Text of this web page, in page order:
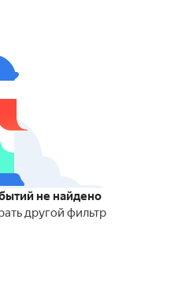
не найдено
другой фильтр